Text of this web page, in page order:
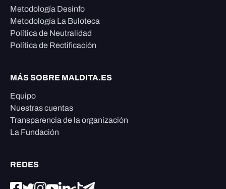
Metodología Desinfo
Metodología La Buloteca
Política de Neutralidad
Política de Rectificación
MÁS SOBRE MALDITA.ES
Equipo
Nuestras cuentas
Transparencia de la organización
La Fundación
REDES